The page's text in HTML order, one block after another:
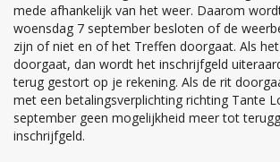
mede afhankelijk van het weer. Daarom
woensdag 7 september besloten of de
zijn of niet en of het Treffen doorgaat. Als
doorgaat, dan wordt het inschrijfgeld
terug gestort op je rekening. Als de rit
met een betalingsverplichting richting Tante
september geen mogelijkheid meer tot
inschrijfgeld.